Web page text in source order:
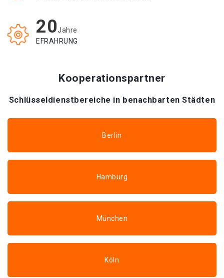
20Jahre
EFRAHRUNG
Kooperationspartner
Schlüsseldienstbereiche in benachbarten Städten
Berlin
Hamburg
München
Köln